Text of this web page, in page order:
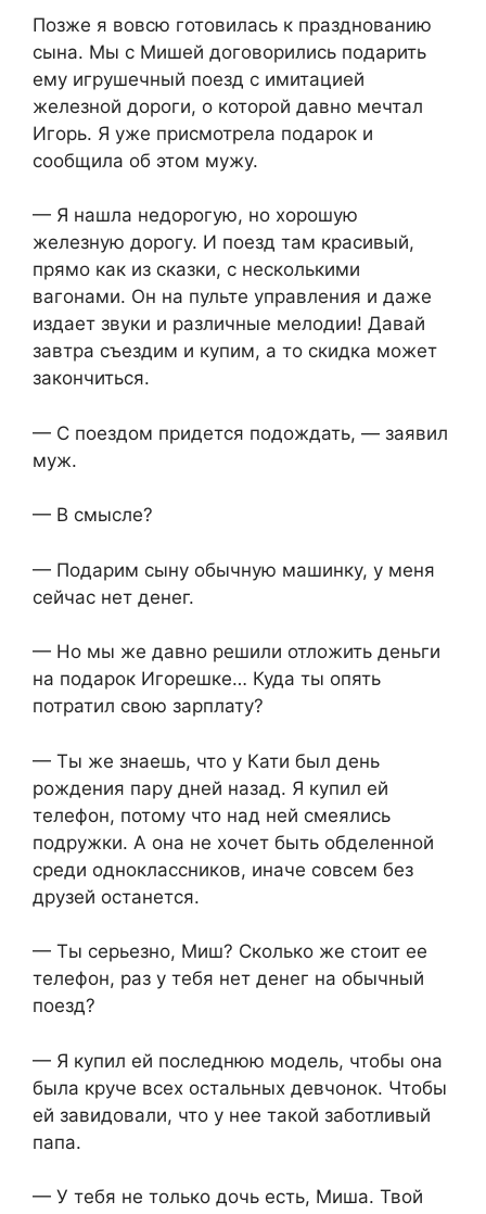
Позже я вовсю готовилась к празднованию
сына. Мы с Мишей договорились подарить
ему игрушечный поезд с имитацией
железной дороги, о которой давно мечтал
Игорь. Я уже присмотрела подарок и
сообщила об этом мужу.
— Я нашла недорогую, но хорошую
железную дорогу. И поезд там красивый,
прямо как из сказки, с несколькими
вагонами. Он на пульте управления и даже
издает звуки и различные мелодии! Давай
завтра съездим и купим, а то скидка может
закончиться.
— С поездом придется подождать, — заявил
муж.
— В смысле?
— Подарим сыну обычную машинку, у меня
сейчас нет денег.
— Но мы же давно решили отложить деньги
на подарок Игорешке… Куда ты опять
потратил свою зарплату?
— Ты же знаешь, что у Кати был день
рождения пару дней назад. Я купил ей
телефон, потому что над ней смеялись
подружки. А она не хочет быть обделенной
среди одноклассников, иначе совсем без
друзей останется.
— Ты серьезно, Миш? Сколько же стоит ее
телефон, раз у тебя нет денег на обычный
поезд?
— Я купил ей последнюю модель, чтобы она
была круче всех остальных девчонок. Чтобы
ей завидовали, что у нее такой заботливый
папа.
— У тебя не только дочь есть, Миша. Твой